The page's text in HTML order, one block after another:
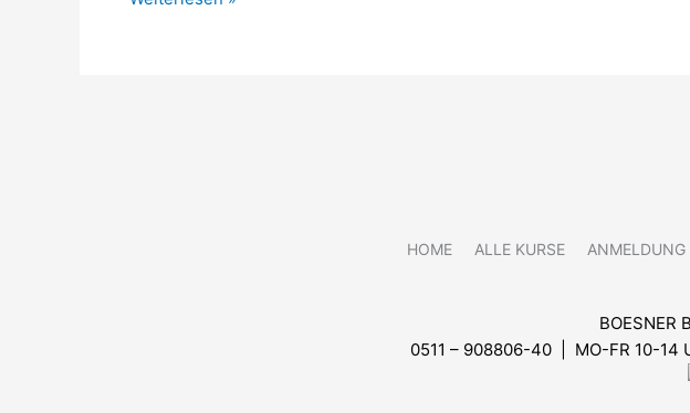
HOME ALLE KURSE ANMELDUNG
BOESNER
0511 – 908806-40 | MO-FR 10-14